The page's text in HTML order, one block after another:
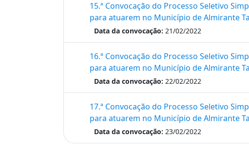
15.ª Convocação do Processo Seletivo
para atuarem no Município de Almirante
Data da convocação: 21/02/2022
16.ª Convocação do Processo Seletivo
para atuarem no Município de Almirante
Data da convocação: 22/02/2022
17.ª Convocação do Processo Seletivo
para atuarem no Município de Almirante
Data da convocação: 23/02/2022